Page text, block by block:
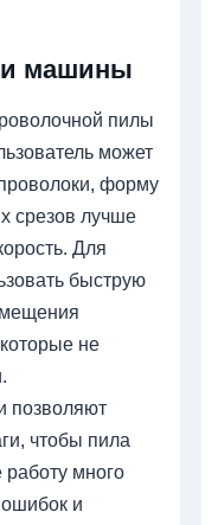
машины
пилы
может
форму
срезов лучше
Для
быструю
не
позволяют
чтобы пила
работу много
ошибок и